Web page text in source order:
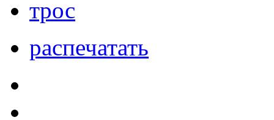
трос
распечатать